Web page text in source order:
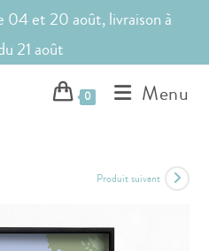
04 et 20 août, livraison à
21 août
0 Menu
Produit suivant